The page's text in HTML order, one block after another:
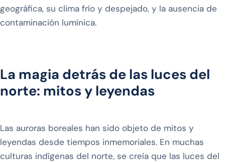
geográfica, su clima frío y despejado, y la ausencia de
contaminación lumínica.
La magia detrás de las luces del
norte: mitos y leyendas
Las auroras boreales han sido objeto de mitos y
leyendas desde tiempos inmemoriales. En muchas
culturas indígenas del norte, se creía que las luces del